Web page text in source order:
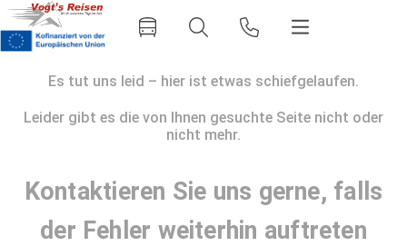
Es tut uns leid – hier ist etwas schiefgelaufen.
Leider gibt es die von Ihnen gesuchte Seite nicht oder
nicht mehr.
Kontaktieren Sie uns gerne, falls
der Fehler weiterhin auftreten